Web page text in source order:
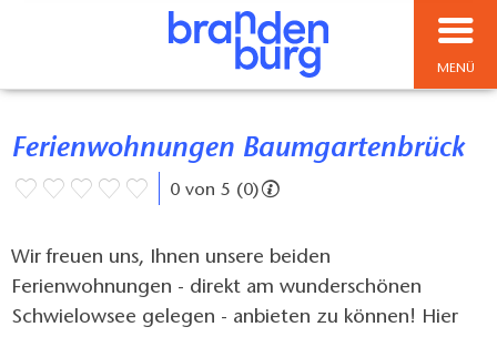
MENÜ
Ferienwohnungen Baumgartenbrück
0 von 5 (0)
Wir freuen uns, Ihnen unsere beiden
Ferienwohnungen - direkt am wunderschönen
Schwielowsee gelegen - anbieten zu können! Hier